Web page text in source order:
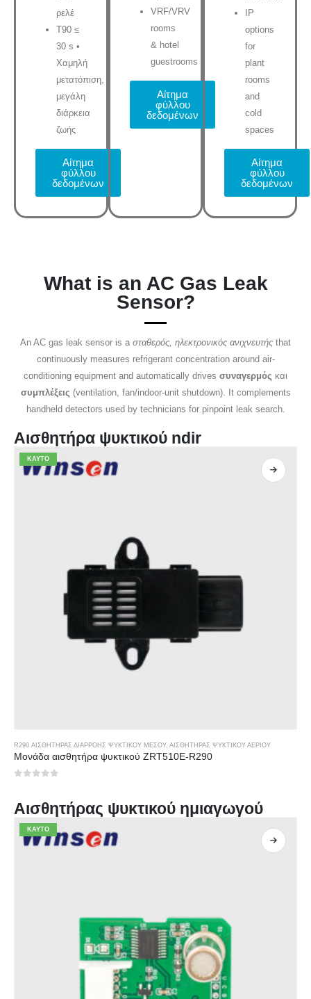
ρελέ
T90 ≤
30 s •
Χαμηλή
μετατόπιση,
μεγάλη
διάρκεια
ζωής
Αίτημα
φύλλου
δεδομένων
VRF/VRV
rooms
& hotel
guestrooms
Αίτημα
φύλλου
δεδομένων
IP
options
for
plant
rooms
and
cold
spaces
Αίτημα
φύλλου
δεδομένων
What is an AC Gas Leak
Sensor?
An AC gas leak sensor is a σταθερός, ηλεκτρονικός ανιχνευτής that
continuously measures refrigerant concentration around air-
conditioning equipment and automatically drives συναγερμός και
συμπλέξεις (ventilation, fan/indoor-unit shutdown). It complements
handheld detectors used by technicians for pinpoint leak search.
Αισθητήρα ψυκτικού ndir
ΚΑΥΤΌ
R290 ΑΙΣΘΗΤΉΡΑΣ ΔΙΑΡΡΟΉΣ ΨΥΚΤΙΚΟΎ ΜΈΣΟΥ, ΑΙΣΘΗΤΉΡΑΣ ΨΥΚΤΙΚΟΎ ΑΕΡΊΟΥ
Μονάδα αισθητήρα ψυκτικού ZRT510E-R290
Αισθητήρας ψυκτικού ημιαγωγού
ΚΑΥΤΌ